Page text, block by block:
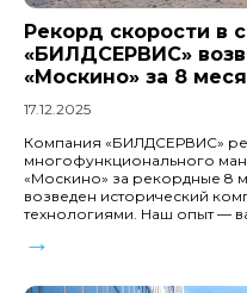
Рекорд скорости в
«БИЛДСЕРВИС»
«Москино» за 8
17.12.2025
Компания «БИЛДСЕРВИС»
многофункционального
«Москино» за рекордные 8
возведен исторический
технологиями. Наш опыт —
→